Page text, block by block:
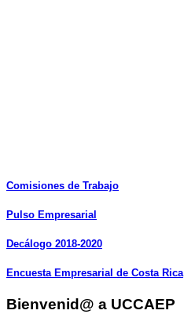
Comisiones de Trabajo
Pulso Empresarial
Decálogo 2018-2020
Encuesta Empresarial de Costa Rica
Bienvenid@ a UCCAEP